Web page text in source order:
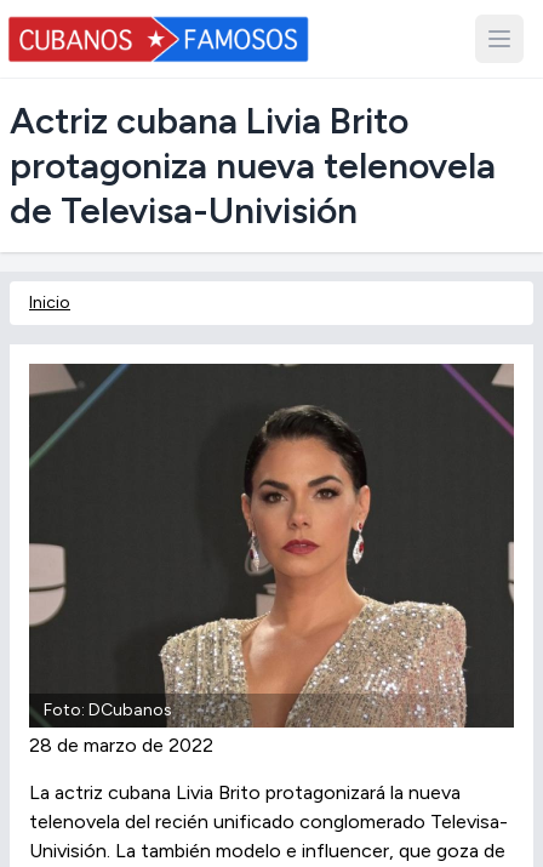
Actriz cubana Livia Brito
protagoniza nueva telenovela
de Televisa-Univisión
Inicio
Foto: DCubanos
28 de marzo de 2022
La actriz cubana Livia Brito protagonizará la nueva
telenovela del recién unificado conglomerado Televisa-
Univisión. La también modelo e influencer, que goza de